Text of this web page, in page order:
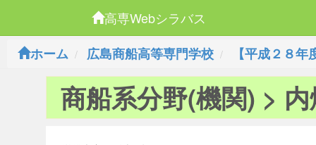
高専Webシラバス
ホーム
広島商船高等専門学校 【平成２８
商船系分野(機関) >